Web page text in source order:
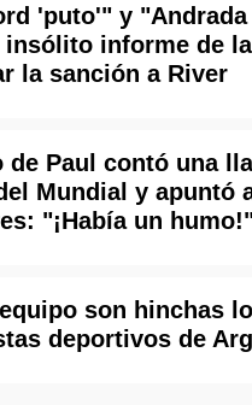
'puto'" y "Andrada
informe de la
la sanción a River
de Paul contó una
Mundial y apuntó
"¡Había un
son hinchas
deportivos de